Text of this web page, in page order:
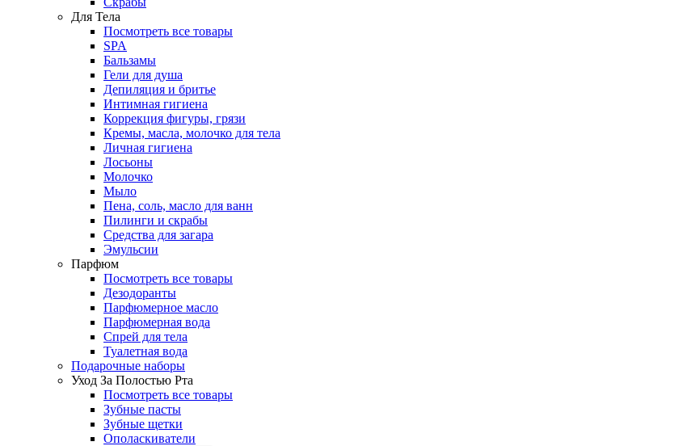
Для Тела
Посмотреть все товары
SPA
Бальзамы
Гели для душа
Депиляция и бритье
Интимная гигиена
Коррекция фигуры, грязи
Кремы, масла, молочко для тела
Личная гигиена
Лосьоны
Молочко
Мыло
Пена, соль, масло для ванн
Пилинги и скрабы
Средства для загара
Эмульсии
Парфюм
Посмотреть все товары
Дезодоранты
Парфюмерное масло
Парфюмерная вода
Спрей для тела
Туалетная вода
Подарочные наборы
Уход За Полостью Рта
Посмотреть все товары
Зубные пасты
Зубные щетки
Ополаскиватели